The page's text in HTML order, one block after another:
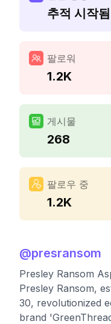
추적 시작됨
팔로워
1.2K
게시물
268
팔로우 중
1.2K
@presransom
Presley Ransom
Presley Ransom,
30, revolutionized
brand